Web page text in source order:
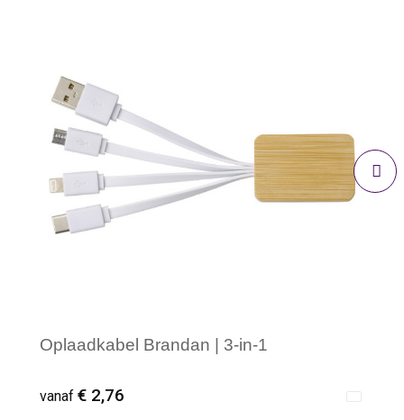
Oplaadkabel Brandan | 3-in-1
vanaf € 2,76